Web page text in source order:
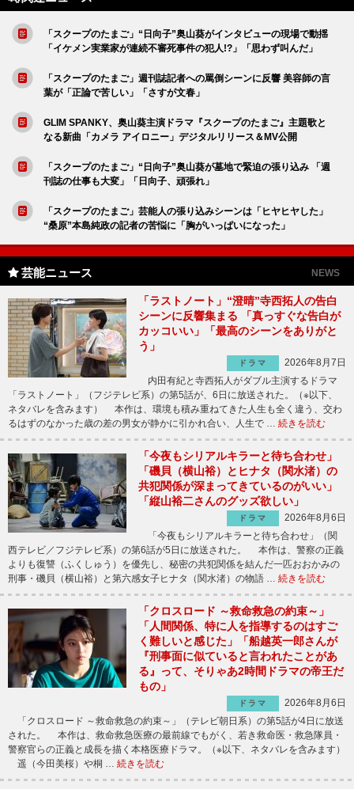
「スクープのたまご」“日向子”奥山葵がインタビューの現場で動揺
「イケメン実業家が連続不審死事件の犯人!?」「思わず叫んだ」
「スクープのたまご」週刊誌記者への罵倒シーンに反響 美容師の言
葉が「正論で苦しい」「さすが文春」
GLIM SPANKY、奥山葵主演ドラマ『スクープのたまご』主題歌と
なる新曲「カメラ アイロニー」デジタルリリース＆MV公開
「スクープのたまご」“日向子”奥山葵が墓地で緊迫の張り込み 「週
刊誌の仕事も大変」「日向子、頑張れ」
「スクープのたまご」芸能人の張り込みシーンは「ヒヤヒヤした」
“桑原”本島純政の記者の苦悩に「胸がいっぱいになった」
芸能ニュース NEWS
「ラストノート」“澄晴”寺西拓人の告白
シーンに反響集まる 「真っすぐな告白が
カッコいい」「最高のシーンをありがと
う」
ドラマ
2026年8月7日
内田有紀と寺西拓人がダブル主演するドラマ
「ラストノート」（フジテレビ系）の第5話が、6日に放送された。（※以下、
ネタバレを含みます） 本作は、環境も積み重ねてきた人生も全く違う、交わ
るはずのなかった歳の差の男女が静かに引かれ合い、人生で … 続きを読む
「今夜もシリアルキラーと待ち合わせ」
「磯貝（横山裕）とヒナタ（関水渚）の
共犯関係が深まってきているのがいい」
「縦山裕二さんのグッズ欲しい」
ドラマ
2026年8月6日
「今夜もシリアルキラーと待ち合わせ」（関
西テレビ／フジテレビ系）の第6話が5日に放送された。 本作は、警察の正義
よりも復讐（ふくしゅう）を優先し、秘密の共犯関係を結んだ一匹おおかみの
刑事・磯貝（横山裕）と第六感女子ヒナタ（関水渚）の物語 … 続きを読む
「クロスロード ～救命救急の約束～」
「人間関係、特に人を指導するのはすご
く難しいと感じた」「船越英一郎さんが
『刑事面に似ていると言われたことがあ
る』って、そりゃあ2時間ドラマの帝王だ
もの」
ドラマ
2026年8月6日
「クロスロード ～救命救急の約束～」（テレビ朝日系）の第5話が4日に放送
された。 本作は、救命救急医療の最前線でもがく、若き救命医・救急隊員・
警察官らの正義と成長を描く本格医療ドラマ。（※以下、ネタバレを含みます）
遥（今田美桜）や桐 … 続きを読む